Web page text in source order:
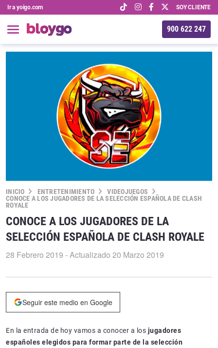
Ir a yoigo.com SOY CLIENTE
900 622 247
INICIO ENTRETENIMIENTO
VIDEOJUEGOS
CONOCE A LOS JUGADORES DE LA SELECCIÓN ESPAÑOLA DE CLASH
ROYALE
CONOCE A LOS JUGADORES DE LA
SELECCIÓN ESPAÑOLA DE CLASH ROYALE
28 Febrero 2019 - Actualizado 20 Marzo 2019
Seguir este medio en Google
En la entrada de hoy vamos a conocer a los jugadores
españoles elegidos para formar parte de la selección